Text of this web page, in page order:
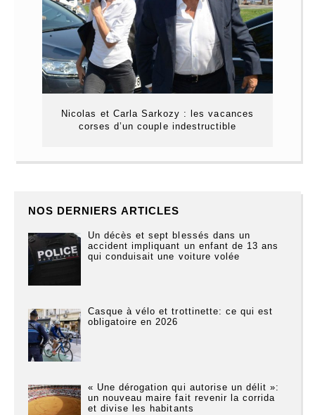
Nicolas et Carla Sarkozy : les vacances
corses d’un couple indestructible
NOS DERNIERS ARTICLES
Un décès et sept blessés dans un
accident impliquant un enfant de 13 ans
qui conduisait une voiture volée
Casque à vélo et trottinette: ce qui est
obligatoire en 2026
« Une dérogation qui autorise un délit »:
un nouveau maire fait revenir la corrida
et divise les habitants